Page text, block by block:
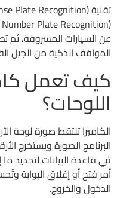
عن السيارات المسروقة، ثم
المواقف الذكية من الجيل
كيف تعمل
اللوحات؟
الكاميرا تلتقط صورة لوحة
البرنامج الصورة ويستخرج
في قاعدة البيانات لتحديد
أمر فتح أو إغلاق البوابة
الدخول والخروج.